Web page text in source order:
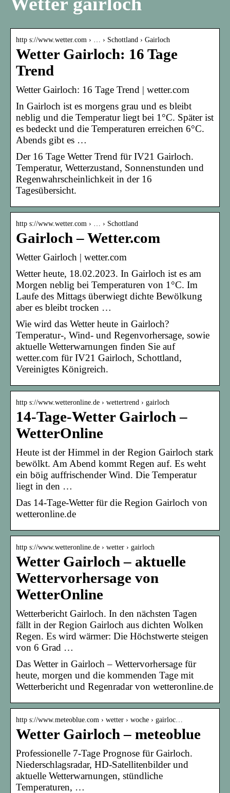
http s://www.wetter.com › … › Schottland › Gairloch
Wetter Gairloch: 16 Tage
Trend
Wetter Gairloch: 16 Tage Trend | wetter.com
In Gairloch ist es morgens grau und es bleibt
neblig und die Temperatur liegt bei 1°C. Später ist
es bedeckt und die Temperaturen erreichen 6°C.
Abends gibt es …
Der 16 Tage Wetter Trend für IV21 Gairloch.
Temperatur, Wetterzustand, Sonnenstunden und
Regenwahrscheinlichkeit in der 16
Tagesübersicht.
http s://www.wetter.com › … › Schottland
Gairloch – Wetter.com
Wetter Gairloch | wetter.com
Wetter heute, 18.02.2023. In Gairloch ist es am
Morgen neblig bei Temperaturen von 1°C. Im
Laufe des Mittags überwiegt dichte Bewölkung
aber es bleibt trocken …
Wie wird das Wetter heute in Gairloch?
Temperatur-, Wind- und Regenvorhersage, sowie
aktuelle Wetterwarnungen finden Sie auf
wetter.com für IV21 Gairloch, Schottland,
Vereinigtes Königreich.
http s://www.wetteronline.de › wettertrend › gairloch
14-Tage-Wetter Gairloch –
WetterOnline
Heute ist der Himmel in der Region Gairloch stark
bewölkt. Am Abend kommt Regen auf. Es weht
ein böig auffrischender Wind. Die Temperatur
liegt in den …
Das 14-Tage-Wetter für die Region Gairloch von
wetteronline.de
http s://www.wetteronline.de › wetter › gairloch
Wetter Gairloch – aktuelle
Wettervorhersage von
WetterOnline
Wetterbericht Gairloch. In den nächsten Tagen
fällt in der Region Gairloch aus dichten Wolken
Regen. Es wird wärmer: Die Höchstwerte steigen
von 6 Grad …
Das Wetter in Gairloch – Wettervorhersage für
heute, morgen und die kommenden Tage mit
Wetterbericht und Regenradar von wetteronline.de
http s://www.meteoblue.com › wetter › woche › gairloc…
Wetter Gairloch – meteoblue
Professionelle 7-Tage Prognose für Gairloch.
Niederschlagsradar, HD-Satellitenbilder und
aktuelle Wetterwarnungen, stündliche
Temperaturen, …